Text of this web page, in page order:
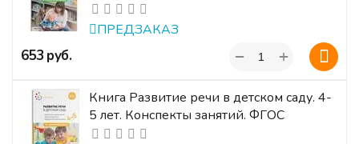
ПРЕДЗАКАЗ
‍653‍руб. +
−
Книга Развитие речи в детском саду. 4-
5 лет. Конспекты занятий. ФГОС